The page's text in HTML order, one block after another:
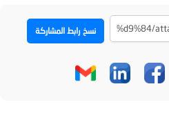
نسخ رابط المشاركة